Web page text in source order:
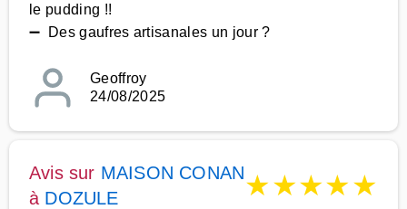
le pudding !!
➖ Des gaufres artisanales un jour ?
Geoffroy
24/08/2025
Avis sur MAISON CONAN
à DOZULE ★★★★★